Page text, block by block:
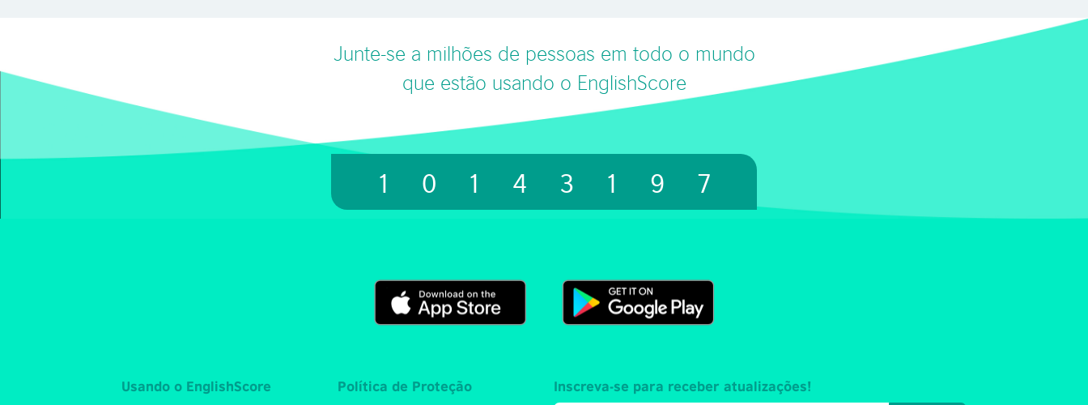
Junte-se a milhões de pessoas em todo o mundo
que estão usando o EnglishScore
10143197
Usando o EnglishScore
Política de Proteção
Inscreva-se para receber atualizações!